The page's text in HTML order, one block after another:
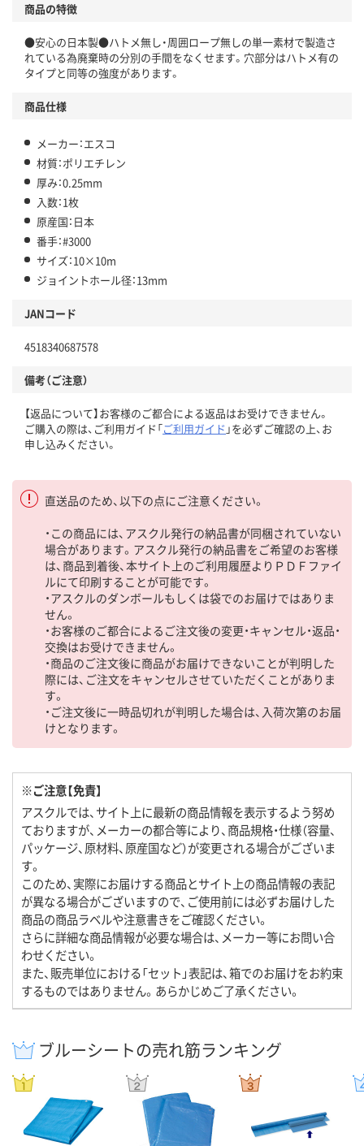
商品の特徴
●安心の日本製●ハトメ無し・周囲ロープ無しの単一素材で製造さ
れている為廃棄時の分別の手間をなくせます。穴部分はハトメ有の
タイプと同等の強度があります。
商品仕様
メーカー：エスコ
材質：ポリエチレン
厚み：0.25mm
入数：1枚
原産国：日本
番手：#3000
サイズ：10×10m
ジョイントホール径：13mm
JANコード
4518340687578
備考（ご注意）
【返品について】お客様のご都合による返品はお受けできません。
ご購入の際は、ご利用ガイド「ご利用ガイド 」を必ずご確認の上、お
申し込みください。
直送品のため、以下の点にご注意ください。
・この商品には、アスクル発行の納品書が同梱されていない
場合があります。アスクル発行の納品書をご希望のお客様
は、商品到着後、本サイト上のご利用履歴よりＰＤＦファイ
ルにて印刷することが可能です。
・アスクルのダンボールもしくは袋でのお届けではありま
せん。
・お客様のご都合によるご注文後の変更・キャンセル・返品・
交換はお受けできません。
・商品のご注文後に商品がお届けできないことが判明した
際には、ご注文をキャンセルさせていただくことがありま
す。
・ご注文後に一時品切れが判明した場合は、入荷次第のお届
けとなります。
※ご注意【免責】
アスクルでは、サイト上に最新の商品情報を表示するよう努め
ておりますが、メーカーの都合等により、商品規格・仕様（容量、
パッケージ、原材料、原産国など）が変更される場合がございま
す。
このため、実際にお届けする商品とサイト上の商品情報の表記
が異なる場合がございますので、ご使用前には必ずお届けした
商品の商品ラベルや注意書きをご確認ください。
さらに詳細な商品情報が必要な場合は、メーカー等にお問い合
わせください。
また、販売単位における「セット」表記は、箱でのお届けをお約束
するものではありません。あらかじめご了承ください。
ブルーシートの売れ筋ランキング